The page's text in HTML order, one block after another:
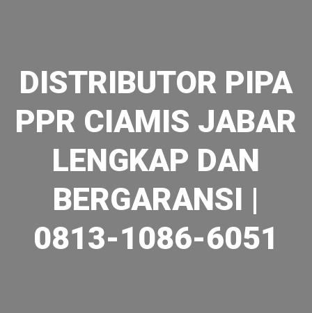
DISTRIBUTOR PIPA
PPR CIAMIS JABAR
LENGKAP DAN
BERGARANSI |
0813-1086-6051